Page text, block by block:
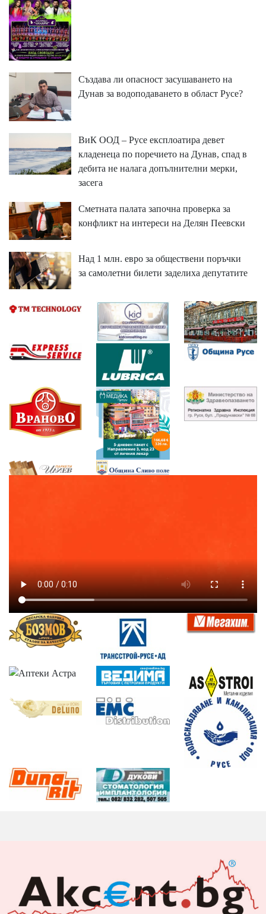
Създава ли опасност засушаването на
Дунав за водоподаването в област Русе?
ВиК ООД – Русе експлоатира девет
кладенеца по поречието на Дунав, спад в
дебита не налага допълнителни мерки,
засега
Сметната палата започна проверка за
конфликт на интереси на Делян Пеевски
Над 1 млн. евро за обществени поръчки
за самолетни билети заделиха депутатите